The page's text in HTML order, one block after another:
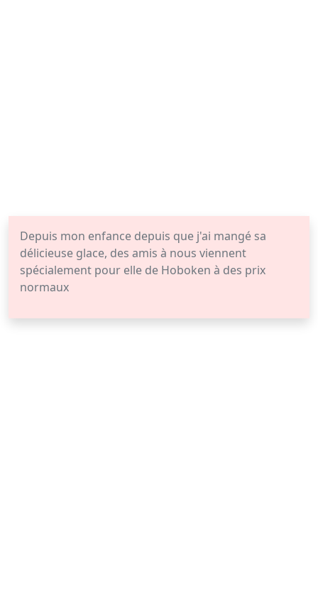
Depuis mon enfance depuis que j'ai mangé sa
délicieuse glace, des amis à nous viennent
spécialement pour elle de Hoboken à des prix
normaux